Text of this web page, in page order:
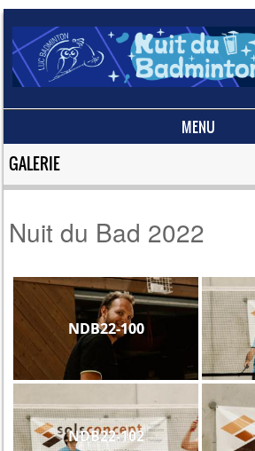
MENU
Skip to content
GALERIE
Nuit du Bad 2022
NDB22-100
NDB22-102